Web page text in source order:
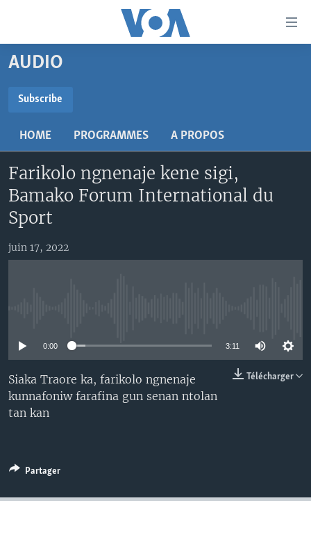
Menu
principal
navigation
principale
Retour
recherche
MALI KURA
RADIO
AN BA FO!
FARAFINA FOLI
Learning English
SUIVEZ-NOUS
AUDIO
Subscribe
S'abonner
HOME PROGRAMMES A PROPOS
Farikolo ngnenaje kene sigi,
Bamako Forum International du
Sport
juin 17, 2022
0:00 3:11
Télécharger
Siaka Traore ka, farikolo ngnenaje
kunnafoniw farafina gun senan ntolan
tan kan
Partager